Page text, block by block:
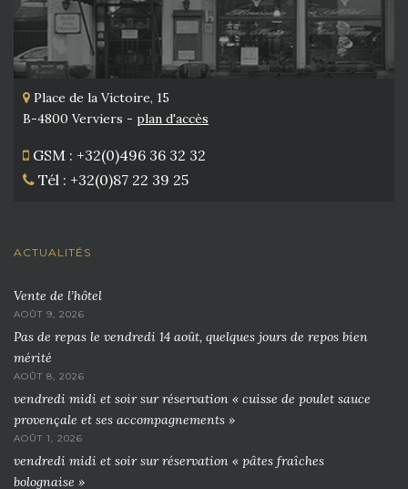
Place de la Victoire, 15
B-4800 Verviers - plan d'accès
GSM : +32(0)496 36 32 32
Tél : +32(0)87 22 39 25
ACTUALITÉS
Vente de l’hôtel
AOÛT 9, 2026
Pas de repas le vendredi 14 août, quelques jours de repos bien
mérité
AOÛT 8, 2026
vendredi midi et soir sur réservation « cuisse de poulet sauce
provençale et ses accompagnements »
AOÛT 1, 2026
vendredi midi et soir sur réservation « pâtes fraîches
bolognaise »